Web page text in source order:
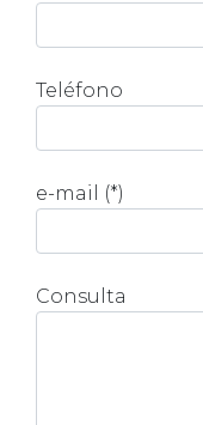
Teléfono
e-mail (*)
Consulta